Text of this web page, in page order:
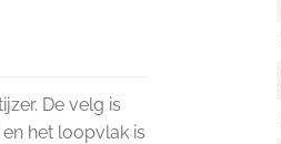
De velg is
het loopvlak is